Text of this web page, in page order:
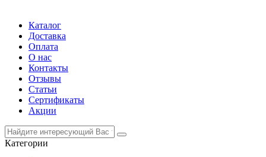
Каталог
Доставка
Оплата
О нас
Контакты
Отзывы
Статьи
Сертификаты
Акции
Категории